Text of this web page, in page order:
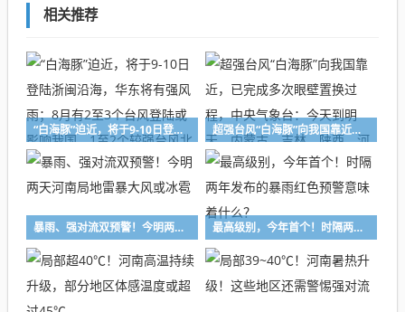
相关推荐
“白海豚”迫近，将于9-10日登陆浙闽沿海，华东将有强风雨；8月有2至3个台风登陆或影响我国，1至2个较强台风北上，会带来大范围极端降雨 超强台风“白海豚”向我国靠近，已完成多次眼壁置换过程，中央气象台：今天到明天，内蒙古、吉林、陕西、河北、北京、四川等地有大到暴雨
暴雨、强对流双预警！今明两天河南局地雷暴大风或冰雹 最高级别，今年首个！时隔两年发布的暴雨红色预警意味着什么？